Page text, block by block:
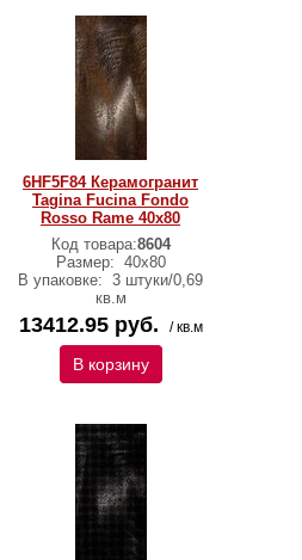
6HF5F84 Керамогранит
Tagina Fucina Fondo
Rosso Rame 40x80
Код товара:8604
Размер: 40x80
В упаковке: 3 штуки/0,69
кв.м
13412.95 руб. / кв.м
В корзину